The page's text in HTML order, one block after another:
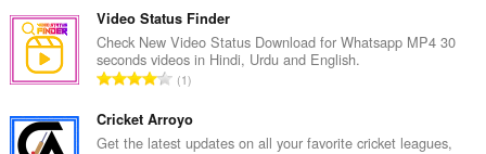
d
e
p
u
t
u
o
t
a
d
e
m
e
r
o
o
Video Status Finder
Check New Video Status Download for Whatsapp MP4 30
seconds videos in Hindi, Urdu and English.
N
m
e
1
Cricket Arroyo
Get the latest updates on all your favorite cricket leagues,